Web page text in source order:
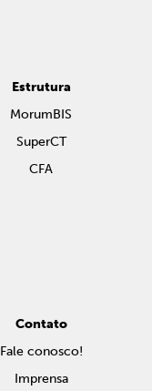
Estrutura
MorumBIS
SuperCT
CFA
Contato
Fale conosco!
Imprensa